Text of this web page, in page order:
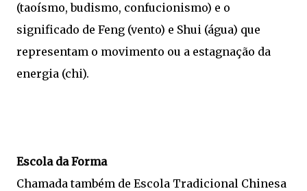
(taoísmo, budismo, confucionismo) e o
significado de Feng (vento) e Shui (água) que
representam o movimento ou a estagnação da
energia (chi).
Escola da Forma
Chamada também de Escola Tradicional Chinesa